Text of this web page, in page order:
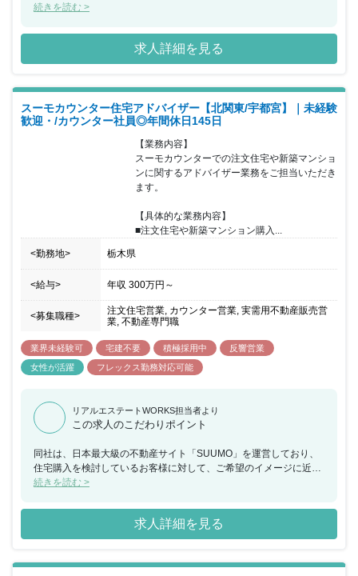
住宅・マンションを提供できるハウスメーカーや工務店を無料でご
回、福岡県にてスーモカウンターでの注文住宅や新築マンションに
関するアドバイザー業務をご担当いただける方を募集することとな
りました。お客様はご予約の上来店されるため、1組ごとに2時間程
間に必ずチームで相談する時間を設けているため、不動産未経験の
方でも安心をいただけるような環境であり、チームで協力をしなが
らお客様に向き合いご提案することが可能です。20代～40 代前半
までの女性が活躍しており、個人や店舗内での取り組みで非常に成
果が出た場合などは、『MVP』『MVT』として表彰を受け、事業の
施策として反映されることもあります。半期毎に紹介数・契約率・
カスタマーアンケートなどを総合的に振り返り、強みを評価し、弱
みは克服方法を一緒に考えています。チームで目標設定の上、達成
をチームで目指しています。
続きを読む >
求人詳細を見る
スーモカウンター住宅アドバイザー【北関東/宇都宮】｜未経験
歓迎・/カウンター社員◎年間休日145日
【業務内容】
スーモカウンターでの注文住宅や新築マンショ
ンに関するアドバイザー業務をご担当いただき
ます。
【具体的な業務内容】
■注文住宅や新築マンション購入...
<勤務地> 栃木県
<給与> 年収 300万円 ～
<募集職種>
注文住宅営業, カウンター営業, 実需用不動産販売営
業, 不動産専門職
業界未経験可 宅建不要 積極採用中
反響営業
女性が活躍
フレックス勤務対応可能
リアルエステートWORKS担当者より
この求人のこだわりポイント
同社は、日本最大級の不動産サイト「SUUMO」を運営しており、
住宅購入を検討しているお客様に対して、ご希望のイメージに近い
住宅・マンションを提供できるハウスメーカーや工務店を無料でご
回、福岡県にてスーモカウンターでの注文住宅や新築マンションに
関するアドバイザー業務をご担当いただける方を募集することとな
りました。お客様はご予約の上来店されるため、1組ごとに2時間程
間に必ずチームで相談する時間を設けているため、不動産未経験の
続きを読む >
求人詳細を見る